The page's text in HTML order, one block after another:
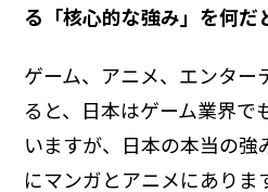
る「核心的な強み」を何だ
ゲーム、アニメ、エンター
ると、日本はゲーム業界で
いますが、日本の本当の
にマンガとアニメにありま